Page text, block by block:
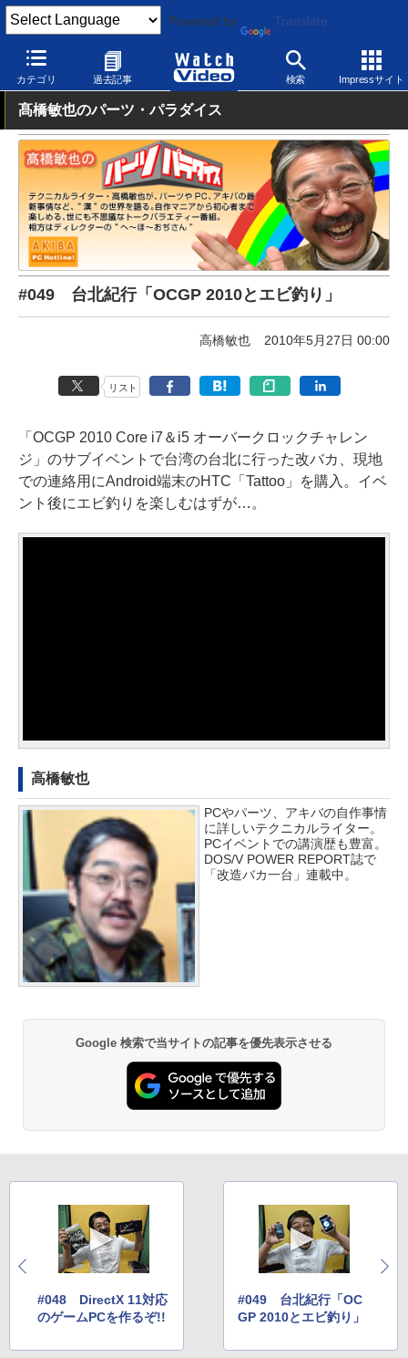
Powered by Translate
カテゴリ 過去記事 検索 Impressサイト
Watch Video パソコン パソコン関連
髙橋敏也のパーツ・パラダイス
#049 台北紀行「OCGP 2010とエビ釣り」
高橋敏也 2010年5月27日 00:00
リスト
「OCGP 2010 Core i7＆i5 オーバークロックチャレン
ジ」のサブイベントで台湾の台北に行った改バカ、現地
での連絡用にAndroid端末のHTC「Tattoo」を購入。イベ
ント後にエビ釣りを楽しむはずが…。
高橋敏也
PCやパーツ、アキバの自作事情
に詳しいテクニカルライター。
PCイベントでの講演歴も豊富。
DOS/V POWER REPORT誌で
「改造バカ一台」連載中。
Google 検索で当サイトの記事を優先表示させる
#048 DirectX 11対応
のゲームPCを作るぞ!!
#049 台北紀行「OC
GP 2010とエビ釣り」